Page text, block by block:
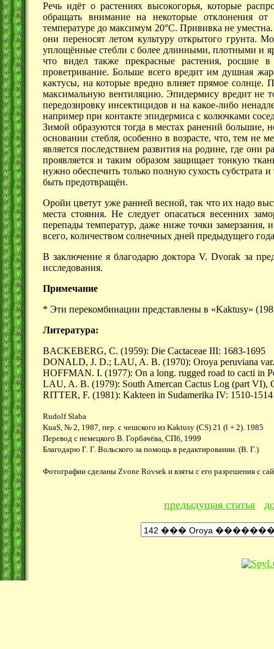
Речь идёт о растениях высокогорья, которые
обращать внимание на некоторые отклонения
температуре до максимум 20°C. Прививка не
они переносят летом культуру открытого
уплощённые стебли с более длинными, плотными и
что видел также прекрасные растения, росшие
проветривание. Больше всего вредит им душная
кактусы, на которые вредно влияет прямое солнце.
максимальную вентиляцию. Эпидермису вредит не
передозировку инсектицидов и на какое-либо
например при контакте эпидермиса с колючками
Зимой образуются тогда в местах ранений
основании стебля, особенно в возрасте, что, тем не
является последствием развития на родине, где они
проявляется и таким образом защищает тонкую
нужно обеспечить только полную сухость субстрата
быть предотвращён.
Оройи цветут уже ранней весной, так что их надо
места стояния. Не следует опасаться весенних
перепады температур, даже ниже точки замерзания,
всего, количеством солнечных дней предыдущего
В заключение я благодарю доктора V. Dvorak за
исследования.
Примечание
* Эти перекомбинации представлены в «Kaktusy»
Литература:
BACKEBERG, C. (1959): Die Cactaceae III: 1683-1695
DONALD, J. D.; LAU, A. B. (1970): Oroya peruviana
HOFFMAN. I. (1977): On a long. rugged road to cacti in
LAU, A. B. (1979): South Amercan Cactus Log (part VI),
RITTER, F. (1981): Kakteen in Sudamerika IV: 1510-1514
Rudolf Slaba
KuaS, № 2, 1987, пер. с чешского из Kaktusy (CS) 21 (l + 2). 1985
Перевод с немецкого В. Горбачёва, СПб, 1999
Благодарю Г. Г. Вольского за помощь в редактировании. (В. Г.)
Фотографии сделаны Zvone Rovsek и взяты с его разрешения с
предыдущая статья